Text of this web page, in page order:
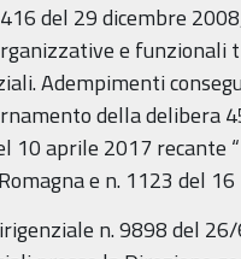
del 29 dicembre
e funzionali
Adempimenti
della delibera
10 aprile 2017
e n. 1123 del
n. 9898 del